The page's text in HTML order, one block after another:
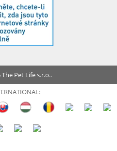
Pet Life s.r.o..